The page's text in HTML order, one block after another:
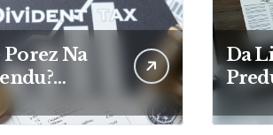
Porez Na
O
Da